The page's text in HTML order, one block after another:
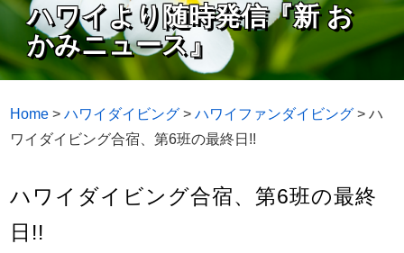
ハワイより随時発信『新 お
かみニュース』
Home >ハワイダイビング >ハワイファンダイビング >ハ
ワイダイビング合宿、第6班の最終日!!
ハワイダイビング合宿、第6班の最終
日!!